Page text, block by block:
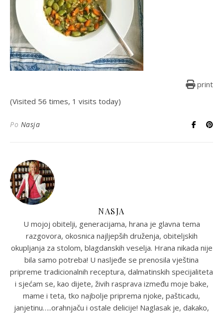
print
(Visited 56 times, 1 visits today)
Po Nasja
NASJA
U mojoj obitelji, generacijama, hrana je glavna tema
razgovora, okosnica najljepših druženja, obiteljskih
okupljanja za stolom, blagdanskih veselja. Hrana nikada nije
bila samo potreba! U nasljeđe se prenosila vještina
pripreme tradicionalnih receptura, dalmatinskih specijaliteta
i sjećam se, kao dijete, živih rasprava između moje bake,
mame i teta, tko najbolje priprema njoke, pašticadu,
janjetinu…..orahnjaču i ostale delicije! Naglasak je, dakako,